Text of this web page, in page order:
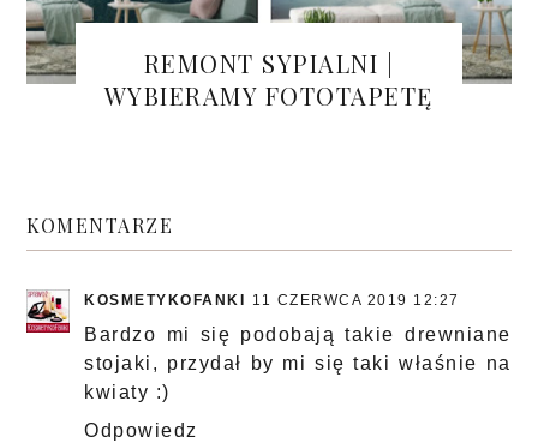
REMONT SYPIALNI |
WYBIERAMY FOTOTAPETĘ
KOMENTARZE
KOSMETYKOFANKI 11 CZERWCA 2019 12:27
Bardzo mi się podobają takie drewniane
stojaki, przydał by mi się taki właśnie na
kwiaty :)
Odpowiedz